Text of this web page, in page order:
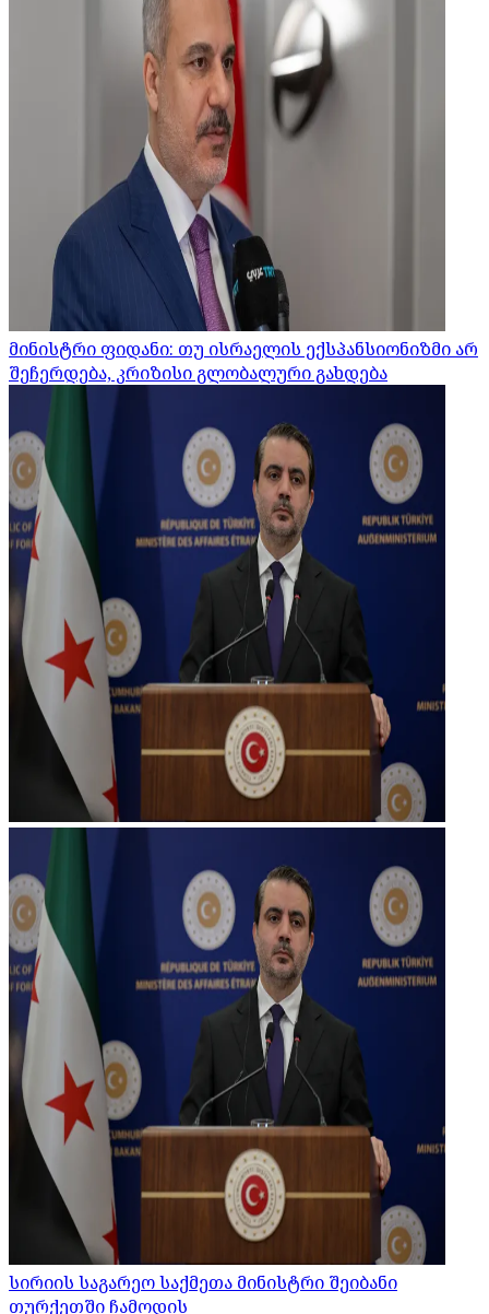
მინისტრი ფიდანი: თუ ისრაელის ექსპანსიონიზმი არ
შეჩერდება, კრიზისი გლობალური გახდება
სირიის საგარეო საქმეთა მინისტრი შეიბანი
თურქეთში ჩამოდის